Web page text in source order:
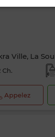
Ville, La
Ch.
Appelez